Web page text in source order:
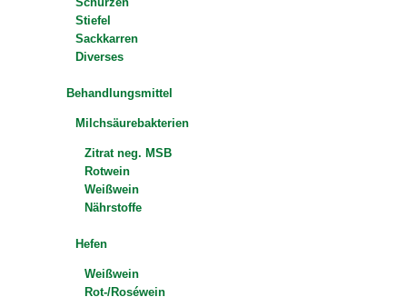
Stiefel
Sackkarren
Diverses
Behandlungsmittel
Milchsäurebakterien
Zitrat neg. MSB
Rotwein
Weißwein
Nährstoffe
Hefen
Weißwein
Rot-/Roséwein